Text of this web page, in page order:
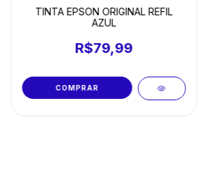
TINTA EPSON ORIGINAL REFIL
AZUL
R$79,99